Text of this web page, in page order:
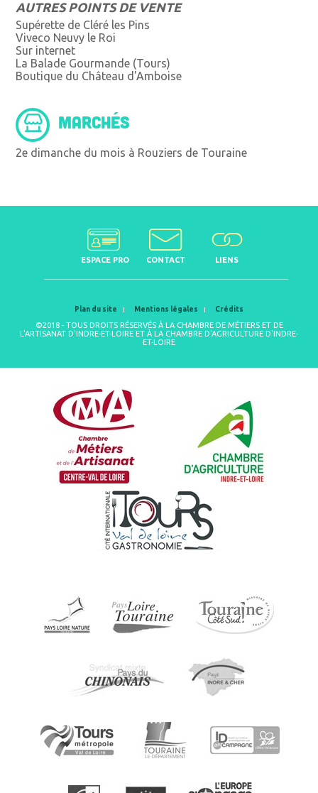
AUTRES POINTS DE VENTE
Supérette de Cléré les Pins
Viveco Neuvy le Roi
Sur internet
La Balade Gourmande (Tours)
Boutique du Château d'Amboise
MARCHÉS
2e dimanche du mois à Rouziers de Touraine
ESPACE PRO CONTACT LIENS
Plan du site Mentions légales Crédits
©2018 - TOUS DROITS RÉSERVÉS À LA CHAMBRE DE MÉTIERS ET DE
L'ARTISANAT D'INDRE-ET-LOIRE ET À LA CHAMBRE D'AGRICULTURE D'INDRE-
ET-LOIRE